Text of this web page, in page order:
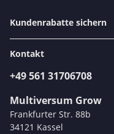
Kundenrabatte sichern
Kontakt
+49 561 31706708
Multiversum Grow
Frankfurter Str. 88b
34121 Kassel